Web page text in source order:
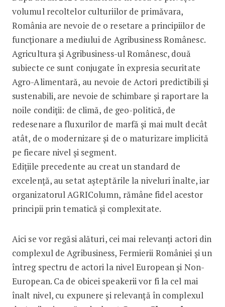
volumul recoltelor culturiilor de primăvara,
România are nevoie de o resetare a principiilor de
funcționare a mediului de Agribusiness Românesc.
Agricultura și Agribusiness-ul Românesc, două
subiecte ce sunt conjugate în expresia securitate
Agro-Alimentară, au nevoie de Actori predictibili și
sustenabili, are nevoie de schimbare și raportare la
noile condiții: de climă, de geo-politică, de
redesenare a fluxurilor de marfă și mai mult decât
atât, de o modernizare și de o maturizare implicită
pe fiecare nivel și segment.
Edițiile precedente au creat un standard de
excelență, au setat așteptările la niveluri înalte, iar
organizatorul AGRIColumn, rămâne fidel acestor
principii prin tematică și complexitate.
Aici se vor regăsi alături, cei mai relevanți actori din
complexul de Agribusiness, Fermierii României și un
întreg spectru de actori la nivel European și Non-
European. Ca de obicei speakerii vor fi la cel mai
înalt nivel, cu expunere și relevanță în complexul